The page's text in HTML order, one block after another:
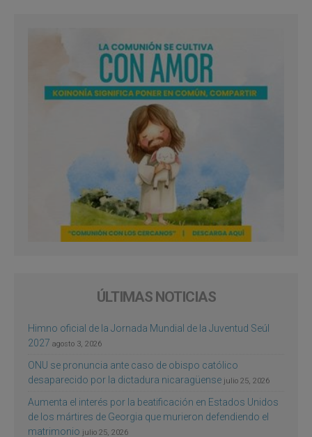
ÚLTIMAS NOTICIAS
Himno oficial de la Jornada Mundial de la Juventud Seúl
2027 agosto 3, 2026
ONU se pronuncia ante caso de obispo católico
desaparecido por la dictadura nicaragüense julio 25, 2026
Aumenta el interés por la beatificación en Estados Unidos
de los mártires de Georgia que murieron defendiendo el
matrimonio julio 25, 2026